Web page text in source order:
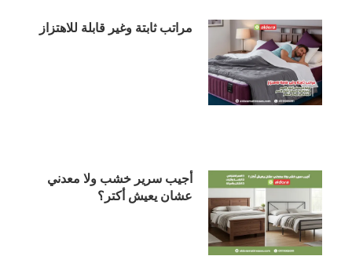
مراتب ثابتة وغير قابلة للاهتزاز
أجيب سرير خشب ولا معدني
عشان يعيش أكتر؟